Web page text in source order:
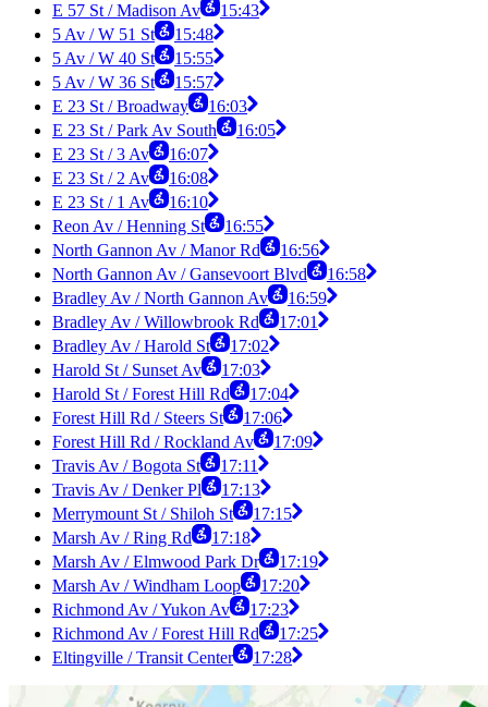
E 57 St / Madison Av
15:43
5 Av / W 51 St
15:48
5 Av / W 40 St
15:55
5 Av / W 36 St
15:57
E 23 St / Broadway
16:03
E 23 St / Park Av South
16:05
E 23 St / 3 Av
16:07
E 23 St / 2 Av
16:08
E 23 St / 1 Av
16:10
Reon Av / Henning St
16:55
North Gannon Av / Manor Rd
16:56
North Gannon Av / Gansevoort Blvd
16:58
Bradley Av / North Gannon Av
16:59
Bradley Av / Willowbrook Rd
17:01
Bradley Av / Harold St
17:02
Harold St / Sunset Av
17:03
Harold St / Forest Hill Rd
17:04
Forest Hill Rd / Steers St
17:06
Forest Hill Rd / Rockland Av
17:09
Travis Av / Bogota St
17:11
Travis Av / Denker Pl
17:13
Merrymount St / Shiloh St
17:15
Marsh Av / Ring Rd
17:18
Marsh Av / Elmwood Park Dr
17:19
Marsh Av / Windham Loop
17:20
Richmond Av / Yukon Av
17:23
Richmond Av / Forest Hill Rd
17:25
Eltingville / Transit Center
17:28